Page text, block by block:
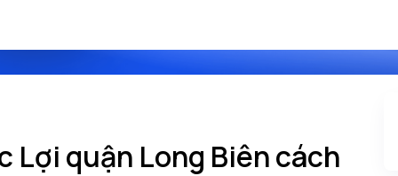
Lợi quận Long Biên cách